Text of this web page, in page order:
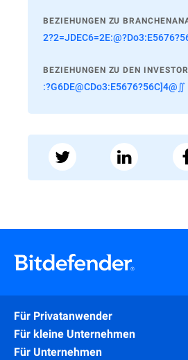
BEZIEHUNGEN ZU
BEZIEHUNGEN ZU DEN
:?G6DE@CDo3:E5676?56C]4@∬
Für Privatanwender
Für kleine Unternehmen
Für Unternehmen